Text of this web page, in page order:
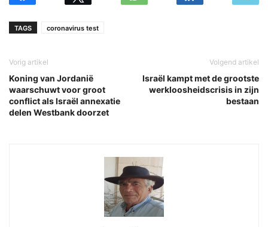
TAGS coronavirus test
Vorig artikel
Koning van Jordanië
waarschuwt voor groot
conflict als Israël annexatie
delen Westbank doorzet
Volgend artikel
Israël kampt met de grootste
werkloosheidscrisis in zijn
bestaan